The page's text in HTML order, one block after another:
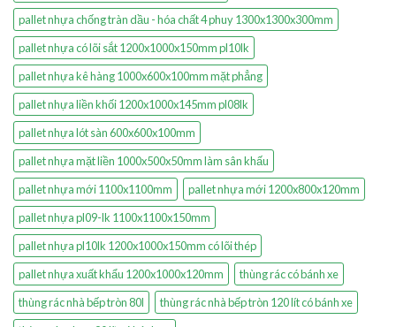
pallet nhựa chống tràn dầu - hóa chất 4 phuy 1300x1300x300mm
pallet nhựa có lõi sắt 1200x1000x150mm pl10lk
pallet nhựa kê hàng 1000x600x100mm mặt phẳng
pallet nhựa liền khối 1200x1000x145mm pl08lk
pallet nhựa lót sàn 600x600x100mm
pallet nhựa mặt liền 1000x500x50mm làm sân khấu
pallet nhựa mới 1100x1100mm
pallet nhựa mới 1200x800x120mm
pallet nhựa pl09-lk 1100x1100x150mm
pallet nhựa pl10lk 1200x1000x150mm có lõi thép
pallet nhựa xuất khẩu 1200x1000x120mm
thùng rác có bánh xe
thùng rác nhà bếp tròn 80l
thùng rác nhà bếp tròn 120 lít có bánh xe